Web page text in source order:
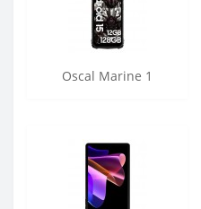
Oscal Marine 1